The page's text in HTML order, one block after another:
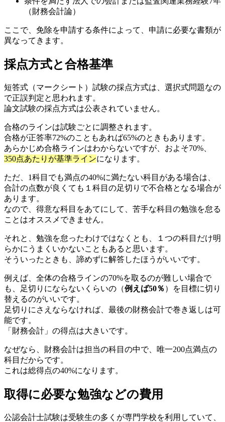
（財務会計論）
ここで、免除を申請する条件によって、申請に必要な書類が
異なってきます。
採点方式と合格基準
短答式（マークシート）試験の採点方式は、選択式問題なの
で正誤判定と思われます。
論文試験の採点方式は公表されていません。
合格のラインは試験ごとに調整されます。
合格が正答率72%のこともあれば65%のときもあります。
あらかじめ合格ラインはわからないですが、およそ70%、
350点あたりが基準ラインになります。
ただ、1科目でも満点の40%に満たない科目がある場合は、
合計の点数が良くても１科目の足切りで不合格となる場合が
あります。
なので、得意な科目をあてにして、苦手な科目の勉強を怠る
ことはオススメできません。
それと、勉強を怠ったわけではなくとも、１つの科目だけ明
らかにうまくいかないこともあると思います。
そういったときも、諦めずに解答したほうがいいです。
例えば、全体の合格ラインの70%を取るのが難しい場合で
も、足切りにならないくらいの（例えば50％ ）を目標に切り
替えるのがいいです。
足切りにさえならなければ、最後の財務会計で巻き返しは可
能です。
「財務会計」の得点は大きいです。
なぜなら、財務会計は担当の科目の中で、唯一200点満点の
科目だからです。
これは総得点の40%になります。
取得に必要な勉強などの費用
公認会計士試験は受験生の多くが専門学校を利用していて、